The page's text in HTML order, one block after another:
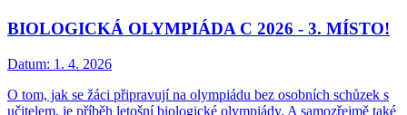
BIOLOGICKÁ OLYMPIÁDA C 2026 - 3. MÍSTO!
Datum: 1. 4. 2026
O tom, jak se žáci připravují na olympiádu bez osobních schůzek s
učitelem, je příběh letošní biologické olympiády. A samozřejmě také